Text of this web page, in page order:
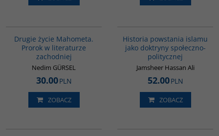
Drugie życie Mahometa.
Prorok w literaturze
zachodniej
Nedim GÜRSEL
30.00PLN
ZOBACZ
Historia powstania islamu
jako doktryny społeczno-
politycznej
Jamsheer Hassan Ali
52.00PLN
ZOBACZ